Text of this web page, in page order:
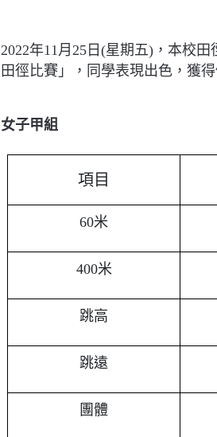
2022年11月25日(星期五)，本校
田徑比賽」，同學表現出色，獲
女子甲組
項目
60米
400米
跳高
跳遠
團體